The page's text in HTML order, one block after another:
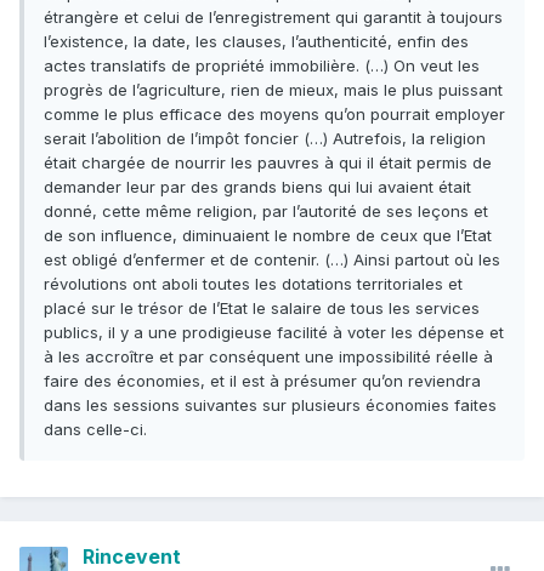
étrangère et celui de l’enregistrement qui garantit à toujours
l’existence, la date, les clauses, l’authenticité, enfin des
actes translatifs de propriété immobilière. (…) On veut les
progrès de l’agriculture, rien de mieux, mais le plus puissant
comme le plus efficace des moyens qu’on pourrait employer
serait l’abolition de l’impôt foncier (…) Autrefois, la religion
était chargée de nourrir les pauvres à qui il était permis de
demander leur par des grands biens qui lui avaient était
donné, cette même religion, par l’autorité de ses leçons et
de son influence, diminuaient le nombre de ceux que l’Etat
est obligé d’enfermer et de contenir. (…) Ainsi partout où les
révolutions ont aboli toutes les dotations territoriales et
placé sur le trésor de l’Etat le salaire de tous les services
publics, il y a une prodigieuse facilité à voter les dépense et
à les accroître et par conséquent une impossibilité réelle à
faire des économies, et il est à présumer qu’on reviendra
dans les sessions suivantes sur plusieurs économies faites
dans celle-ci.
Rincevent